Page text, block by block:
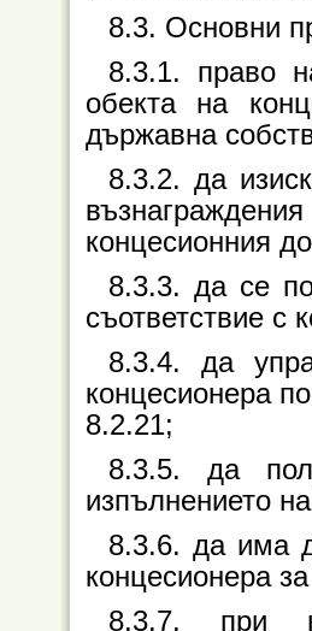
8.3. Основни
8.3.1. право
обекта на
държавна
8.3.2. да
концесионния
8.3.3. да се
съответствие с
8.3.4. да
концесионера
8.2.21;
8.3.5. да
изпълнението
8.3.6. да има
концесионера
8.3.7. при